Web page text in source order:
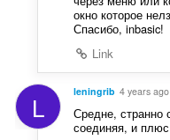
окно которое
Спасибо, inbasic!
Link
L leningrib 4 years ago
Средне, странно
соединяя, и